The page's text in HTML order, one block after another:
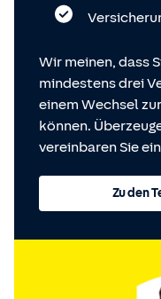
Wir meinen, dass
mindestens drei
einem Wechsel
können.
vereinbaren Sie
Zu den